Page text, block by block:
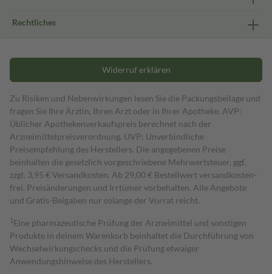
Rechtliches
Widerruf erklären
Zu Risiken und Nebenwirkungen lesen Sie die Packungsbeilage und
fragen Sie Ihre Ärztin, Ihren Arzt oder in Ihrer Apotheke. AVP:
Üblicher Apothekenverkaufspreis berechnet nach der
Arzneimittelpreisverordnung. UVP: Unverbindliche
Preisempfehlung des Herstellers. Die angegebenen Preise
beinhalten die gesetzlich vorgeschriebene Mehrwertsteuer, ggf.
zzgl. 3,95 € Versandkosten. Ab 29,00 € Bestell­wert versand­kosten­
frei. Preisänderungen und Irrtümer vorbehalten. Alle Angebote
und Gratis-Beigaben nur solange der Vorrat reicht.
1 Eine pharmazeutische Prüfung der Arzneimittel und sonstigen
Produkte in deinem Warenkorb beinhaltet die Durchführung von
Wechselwirkungschecks und die Prüfung etwaiger
Anwendungshinweise des Herstellers.